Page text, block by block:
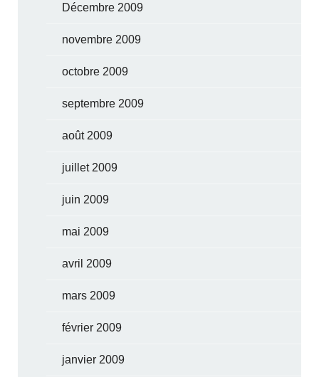
Décembre 2009
novembre 2009
octobre 2009
septembre 2009
août 2009
juillet 2009
juin 2009
mai 2009
avril 2009
mars 2009
février 2009
janvier 2009